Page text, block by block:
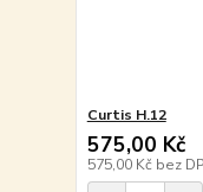
Curtis H.12
575,00 Kč
575,00 Kč bez